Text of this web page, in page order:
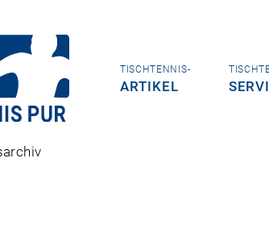
TISCHTENNIS-
ARTIKEL